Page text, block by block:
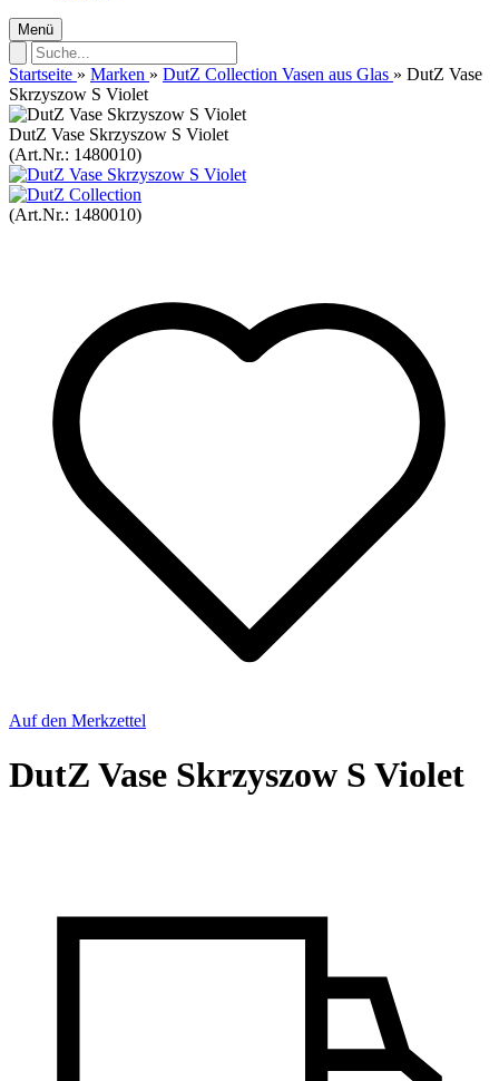
Menü
Startseite » Marken » DutZ Collection Vasen aus Glas » DutZ Vase
Skrzyszow S Violet
DutZ Vase Skrzyszow S Violet
(Art.Nr.: 1480010)
(Art.Nr.: 1480010)
Auf den Merkzettel
DutZ Vase Skrzyszow S Violet